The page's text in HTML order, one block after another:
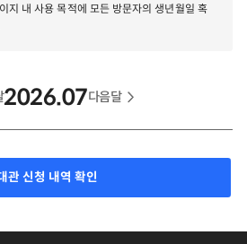
지 내 사용 목적에 모든 방문자의 생년월일 혹
2026.07다음달
관 신청 내역 확인